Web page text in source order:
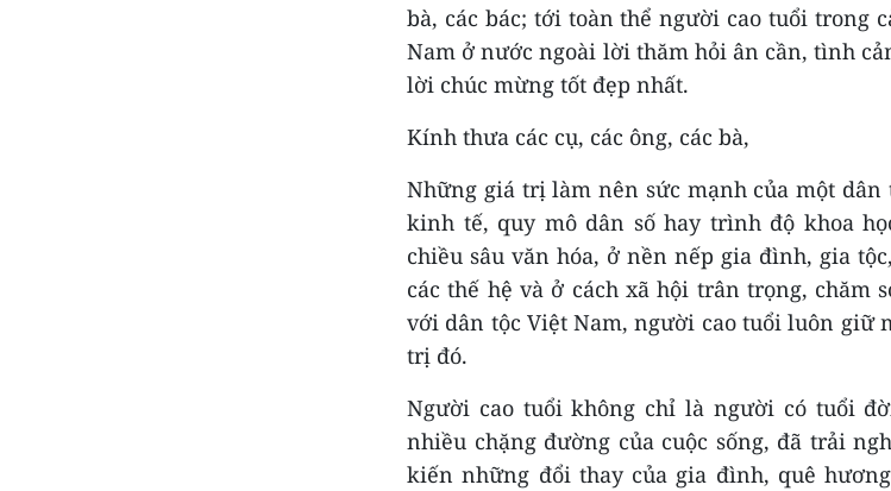
bà, các bác; tới toàn thể người cao tuổi trong
Nam ở nước ngoài lời thăm hỏi ân cần, tình
lời chúc mừng tốt đẹp nhất.
Kính thưa các cụ, các ông, các bà,
Những giá trị làm nên sức mạnh của một
kinh tế, quy mô dân số hay trình độ khoa
chiều sâu văn hóa, ở nền nếp gia đình, gia
các thế hệ và ở cách xã hội trân trọng, chăm
với dân tộc Việt Nam, người cao tuổi luôn giữ
trị đó.
Người cao tuổi không chỉ là người có tuổi
nhiều chặng đường của cuộc sống, đã trải
kiến những đổi thay của gia đình, quê